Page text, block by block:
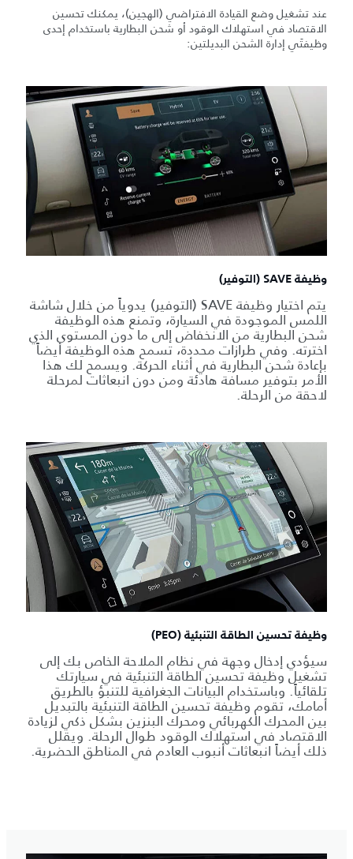
عند تشغيل وضع القيادة الافتراضي (الهجين)، يمكنك تحسين
الاقتصاد في استهلاك الوقود أو شحن البطارية باستخدام إحدى
وظيفتَي إدارة الشحن البديلتين:
وظيفة SAVE (التوفير)
يتم اختيار وظيفة SAVE (التوفير) يدوياً من خلال شاشة
اللمس الموجودة في السيارة، وتمنع هذه الوظيفة
شحن البطارية من الانخفاض إلى ما دون المستوى الذي
اخترته. وفي طرازات محددة، تسمح هذه الوظيفة أيضاً
بإعادة شحن البطارية في أثناء الحركة. ويسمح لك هذا
الأمر بتوفير مسافة هادئة ومن دون انبعاثات لمرحلة
لاحقة من الرحلة.
وظيفة تحسين الطاقة التنبئية (PEO)
سيؤدي إدخال وجهة في نظام الملاحة الخاص بك إلى
تشغيل وظيفة تحسين الطاقة التنبئية في سيارتك
تلقائياً. وباستخدام البيانات الجغرافية للتنبؤ بالطريق
أمامك، تقوم وظيفة تحسين الطاقة التنبئية بالتبديل
بين المحرك الكهربائي ومحرك البنزين بشكل ذكي لزيادة
الاقتصاد في استهلاك الوقود طوال الرحلة. ويقلل
ذلك أيضاً انبعاثات أنبوب العادم في المناطق الحضرية.